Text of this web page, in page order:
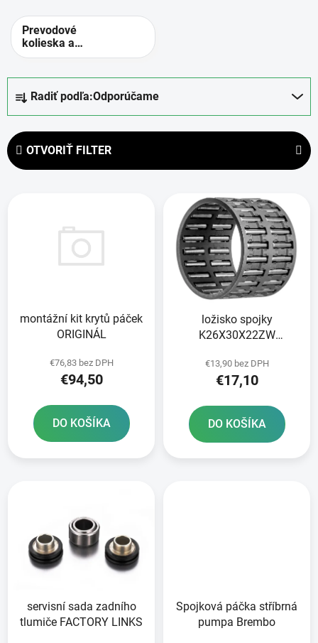
Prevodové
kolieska a
rozety -
prevody
e
n
Radiť podľa:Odporúčame
OTVORIŤ FILTER
montážní kit krytů páček
ORIGINÁL
€76,83 bez DPH
€94,50
DO KOŠÍKA
ložisko spojky
K26X30X22ZW
€13,90 bez DPH
€17,10
DO KOŠÍKA
servisní sada zadního
tlumiče FACTORY LINKS
Spojková páčka stříbrná
pumpa Brembo